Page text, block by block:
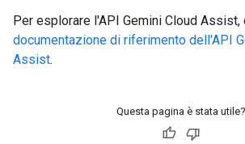
Per esplorare l'API Gemini Cloud Assist,
documentazione di riferimento dell'API
Assist.
Questa pagina è stata utile?